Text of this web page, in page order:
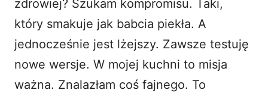
zdrowiej? Szukam kompromisu. Taki,
który smakuje jak babcia piekła. A
jednocześnie jest lżejszy. Zawsze testuję
nowe wersje. W mojej kuchni to misja
ważna. Znalazłam coś fajnego. To